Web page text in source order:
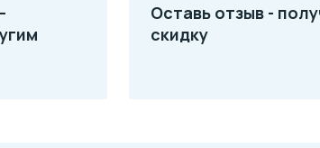
Оставь отзыв -
скидку